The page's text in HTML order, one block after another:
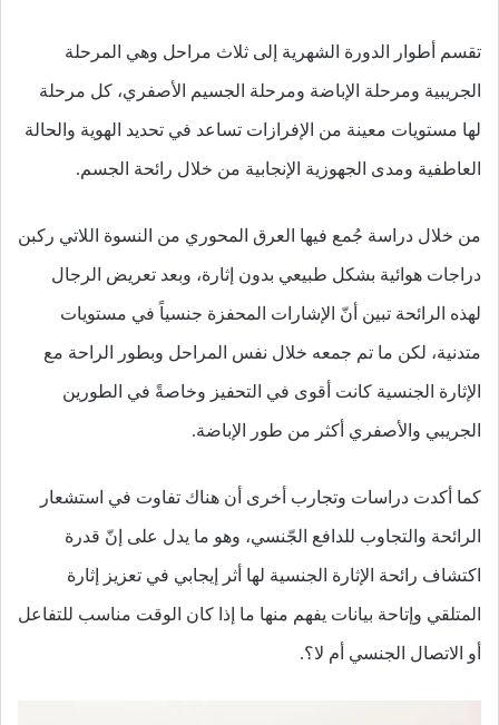
تقسم أطوار الدورة الشهرية إلى ثلاث مراحل وهي المرحلة
الجريبية ومرحلة الإباضة ومرحلة الجسيم الأصفري، كل مرحلة
لها مستويات معينة من الإفرازات تساعد في تحديد الهوية والحالة
العاطفية ومدى الجهوزية الإنجابية من خلال رائحة الجسم.
من خلال دراسة جُمع فيها العرق المحوري من النسوة اللاتي ركبن
دراجات هوائية بشكل طبيعي بدون إثارة، وبعد تعريض الرجال
لهذه الرائحة تبين أنّ الإشارات المحفزة جنسياً في مستويات
متدنية، لكن ما تم جمعه خلال نفس المراحل وبطور الراحة مع
الإثارة الجنسية كانت أقوى في التحفيز وخاصةً في الطورين
الجريبي والأصفري أكثر من طور الإباضة.
كما أكدت دراسات وتجارب أخرى أن هناك تفاوت في استشعار
الرائحة والتجاوب للدافع الجّنسي، وهو ما يدل على إنّ قدرة
اكتشاف رائحة الإثارة الجنسية لها أثر إيجابي في تعزيز إثارة
المتلقي وإتاحة بيانات يفهم منها ما إذا كان الوقت مناسب للتفاعل
أو الاتصال الجنسي أم لا؟.